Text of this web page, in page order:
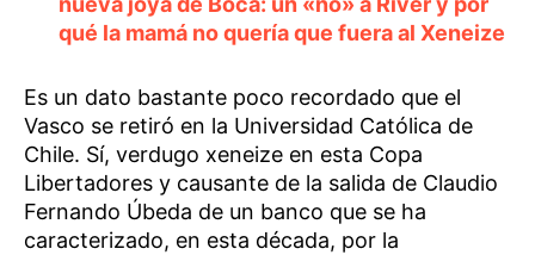
qué la mamá no quería que fuera al Xeneize
Es un dato bastante poco recordado que el
Vasco se retiró en la Universidad Católica de
Chile. Sí, verdugo xeneize en esta Copa
Libertadores y causante de la salida de Claudio
Fernando Úbeda de un banco que se ha
caracterizado, en esta década, por la